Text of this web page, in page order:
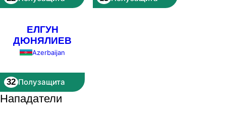
ЕЛГУН
ДЮНЯЛИЕВ
Azerbaijan
32 Полузащита
Нападатели